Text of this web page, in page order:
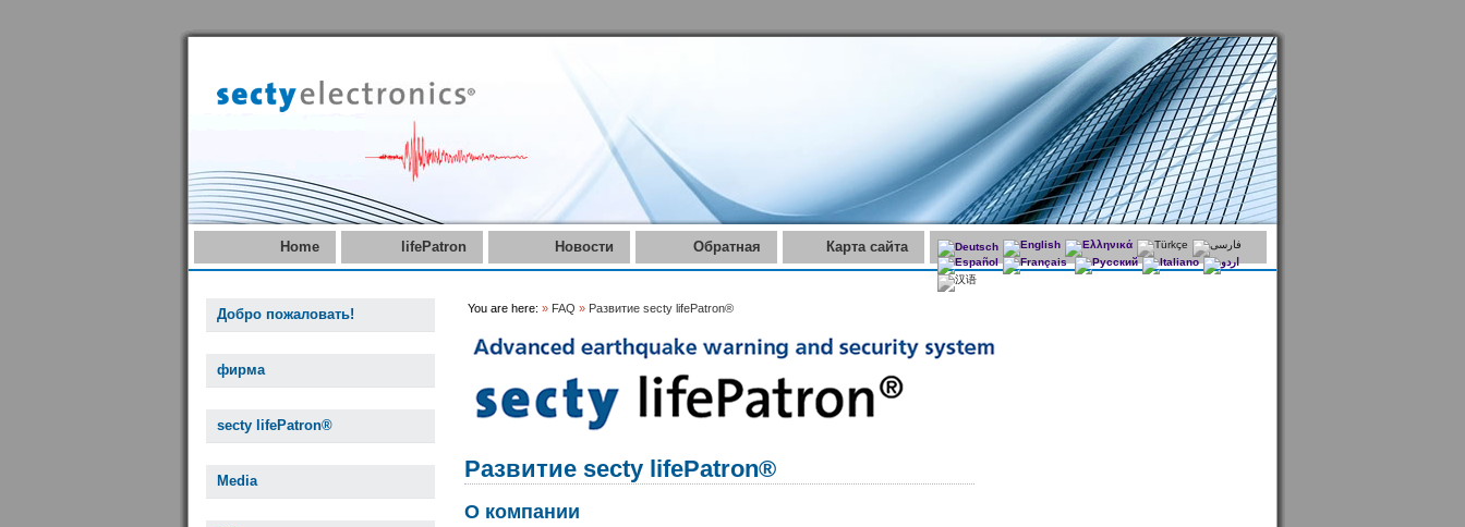
Home lifePatron Новости
Обратная
Карта сайта
Добро пожаловать!
фирма
secty lifePatron®
Media
You are here: » FAQ » Развитие secty lifePatron®
Развитие secty lifePatron®
О компании